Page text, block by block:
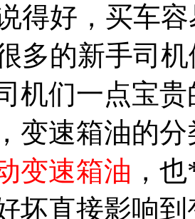
得好，买车
多的新手司
机们一点宝
变速箱油的
变速箱油 ，
坏直接影响